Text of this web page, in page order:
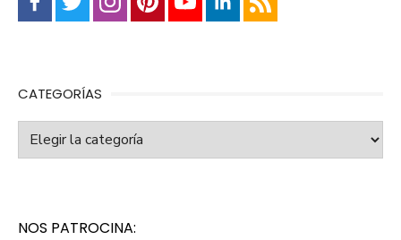
CATEGORÍAS
Categorías
NOS PATROCINA: